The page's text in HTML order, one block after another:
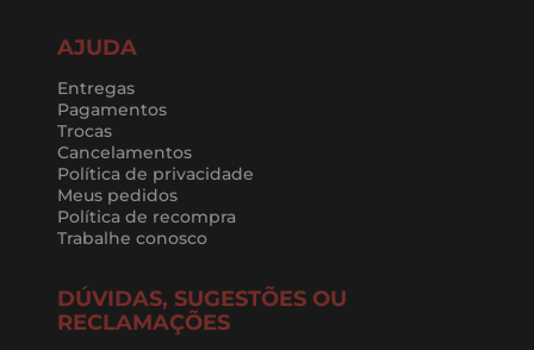
AJUDA
Entregas
Pagamentos
Trocas
Cancelamentos
Política de privacidade
Meus pedidos
Política de recompra
Trabalhe conosco
DÚVIDAS, SUGESTÕES OU
RECLAMAÇÕES